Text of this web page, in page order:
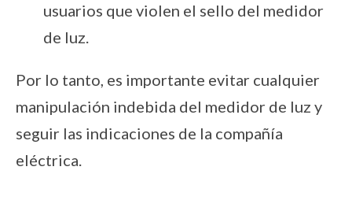
usuarios que violen el sello del medidor
de luz.
Por lo tanto, es importante evitar cualquier
manipulación indebida del medidor de luz y
seguir las indicaciones de la compañía
eléctrica.